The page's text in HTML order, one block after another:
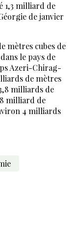
1,3 milliard de
de janvier
mètres cubes de
le pays de
Azeri-Chirag-
de mètres
milliards de
milliard de
4 milliards